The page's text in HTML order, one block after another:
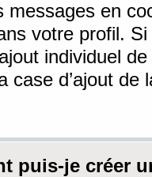
messages en
votre profil.
individuel
case d’ajout
puis-je créer